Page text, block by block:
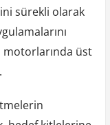
sürekli olarak
üst